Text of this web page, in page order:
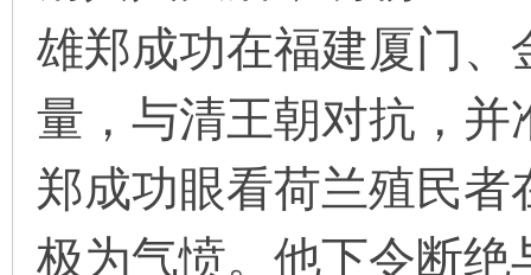
雄郑成功在福建厦门
量，与清王朝对抗，并
郑成功眼看荷兰殖民
极为气愤。他下令断